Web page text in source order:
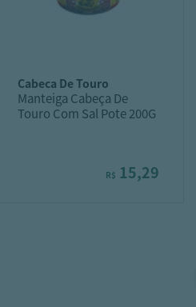
cabeca de touro
Manteiga Cabeça De
Touro Com Sal Pote 200G
R$ 15,29